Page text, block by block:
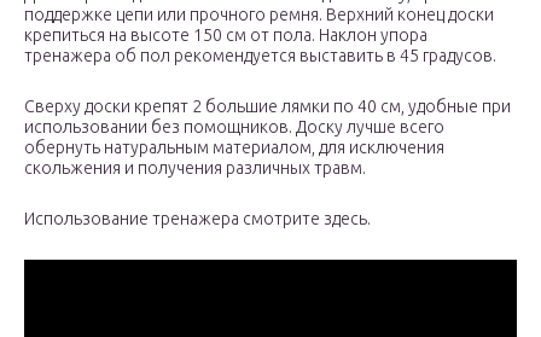
поддержке цепи или прочного ремня. Верхний конец доски
крепиться на высоте 150 см от пола. Наклон упора
тренажера об пол рекомендуется выставить в 45 градусов.
Сверху доски крепят 2 большие лямки по 40 см, удобные при
использовании без помощников. Доску лучше всего
обернуть натуральным материалом, для исключения
скольжения и получения различных травм.
Использование тренажера смотрите здесь.